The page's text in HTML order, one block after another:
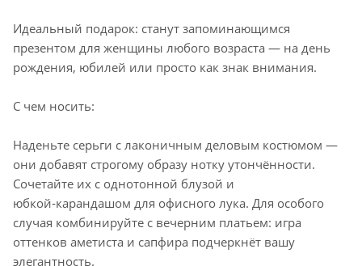
Идеальный подарок: станут запоминающимся
презентом для женщины любого возраста — на день
рождения, юбилей или просто как знак внимания.
С чем носить:
Наденьте серьги с лаконичным деловым костюмом —
они добавят строгому образу нотку утончённости.
Сочетайте их с однотонной блузой и
юбкой‑карандашом для офисного лука. Для особого
случая комбинируйте с вечерним платьем: игра
оттенков аметиста и сапфира подчеркнёт вашу
элегантность.